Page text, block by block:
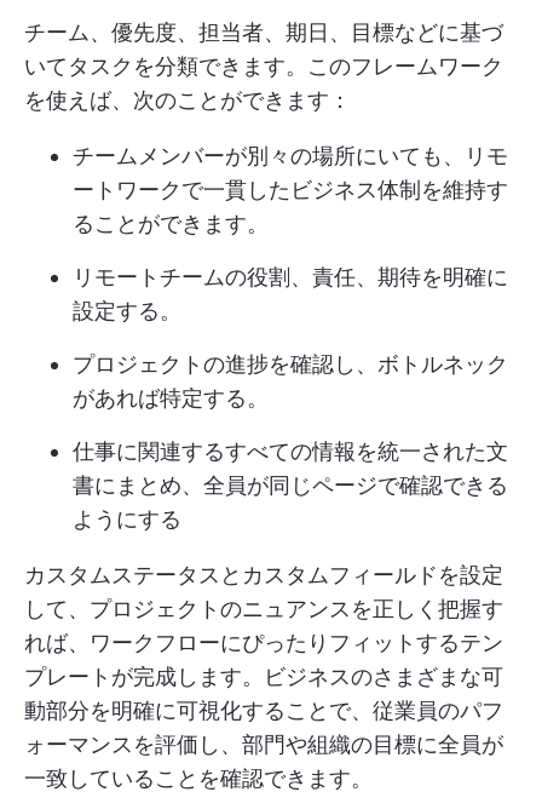
チーム、優先度、担当者、期日、目標などに基づ
いてタスクを分類できます。このフレームワーク
を使えば、次のことができます：
チームメンバーが別々の場所にいても、リモ
ートワークで一貫したビジネス体制を維持す
ることができます。
リモートチームの役割、責任、期待を明確に
設定する。
プロジェクトの進捗を確認し、ボトルネック
があれば特定する。
仕事に関連するすべての情報を統一された文
書にまとめ、全員が同じページで確認できる
ようにする
カスタムステータスとカスタムフィールドを設定
して、プロジェクトのニュアンスを正しく把握す
れば、ワークフローにぴったりフィットするテン
プレートが完成します。ビジネスのさまざまな可
動部分を明確に可視化することで、従業員のパフ
ォーマンスを評価し、部門や組織の目標に全員が
一致していることを確認できます。